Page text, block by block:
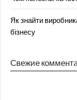
Як знайти
бізнесу
Свежие